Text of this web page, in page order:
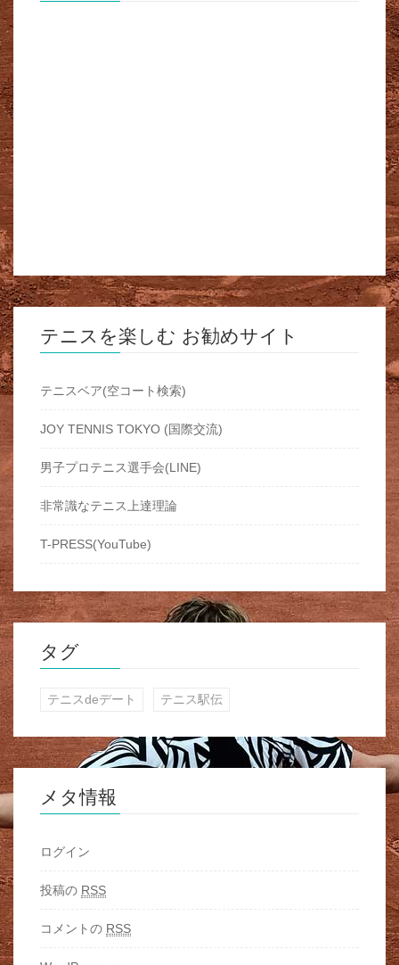
テニスを楽しむ お勧めサイト
テニスベア(空コート検索)
JOY TENNIS TOKYO (国際交流)
男子プロテニス選手会(LINE)
非常識なテニス上達理論
T-PRESS(YouTube)
タグ
テニスdeデート テニス駅伝
メタ情報
ログイン
投稿の RSS
コメントの RSS